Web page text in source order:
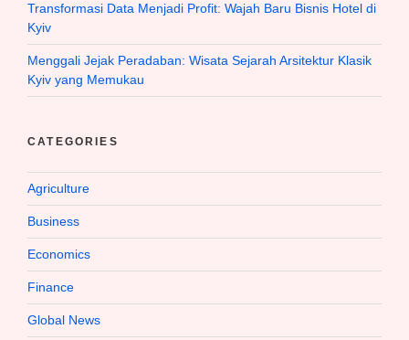
Transformasi Data Menjadi Profit: Wajah Baru Bisnis Hotel di
Kyiv
Menggali Jejak Peradaban: Wisata Sejarah Arsitektur Klasik
Kyiv yang Memukau
CATEGORIES
Agriculture
Business
Economics
Finance
Global News